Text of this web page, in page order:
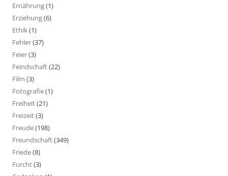
Ernährung(1)
Erziehung(6)
Ethik(1)
Fehler(37)
Feier(3)
Feindschaft(22)
Film (3)
Fotografie(1)
Freiheit(21)
Freizeit(3)
Freude(198)
Freundschaft(349)
Friede(8)
Furcht(3)